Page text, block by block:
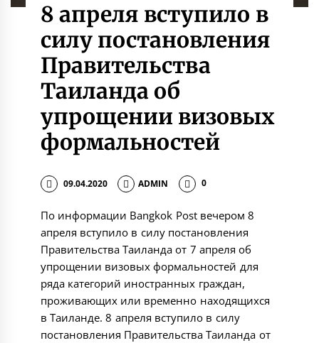
8 апреля вступило в
силу постановления
Правительства
Таиланда об
упрощении визовых
формальностей
09.04.2020 ADMIN 0
По информации Bangkok Post вечером 8
апреля вступило в силу постановления
Правительства Таиланда от 7 апреля об
упрощении визовых формальностей для
ряда категорий иностранных граждан,
проживающих или временно находящихся
в Таиланде. 8 апреля вступило в силу
постановления Правительства Таиланда от